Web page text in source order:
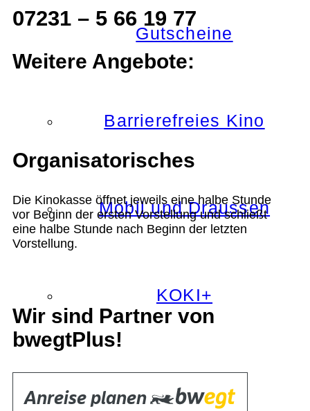
Gutscheine
Barrierefreies Kino
Mobil und Draussen
KOKI+
07231 – 5 66 19 77
Weitere Angebote:
Organisatorisches
Die Kinokasse öffnet jeweils eine halbe Stunde
vor Beginn der ersten Vorstellung und schließt
eine halbe Stunde nach Beginn der letzten
Vorstellung.
Wir sind Partner von
bwegtPlus!